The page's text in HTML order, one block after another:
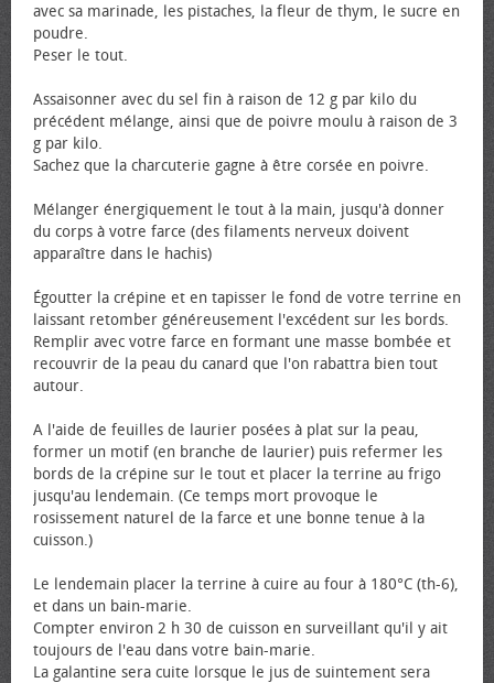
avec sa marinade, les pistaches, la fleur de thym, le sucre en
poudre.
Peser le tout.
Assaisonner avec du sel fin à raison de 12 g par kilo du
précédent mélange, ainsi que de poivre moulu à raison de 3
g par kilo.
Sachez que la charcuterie gagne à être corsée en poivre.
Mélanger énergiquement le tout à la main, jusqu'à donner
du corps à votre farce (des filaments nerveux doivent
apparaître dans le hachis)
Égoutter la crépine et en tapisser le fond de votre terrine en
laissant retomber généreusement l'excédent sur les bords.
Remplir avec votre farce en formant une masse bombée et
recouvrir de la peau du canard que l'on rabattra bien tout
autour.
A l'aide de feuilles de laurier posées à plat sur la peau,
former un motif (en branche de laurier) puis refermer les
bords de la crépine sur le tout et placer la terrine au frigo
jusqu'au lendemain. (Ce temps mort provoque le
rosissement naturel de la farce et une bonne tenue à la
cuisson.)
Le lendemain placer la terrine à cuire au four à 180°C (th-6),
et dans un bain-marie.
Compter environ 2 h 30 de cuisson en surveillant qu'il y ait
toujours de l'eau dans votre bain-marie.
La galantine sera cuite lorsque le jus de suintement sera